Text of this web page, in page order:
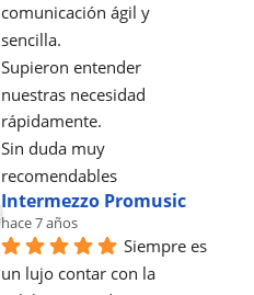
comunicación ágil y
sencilla.
Supieron entender
nuestras necesidad
rápidamente.
Sin duda muy
recomendables
Intermezzo Promusic
hace 7 años
Siempre es
un lujo contar con la